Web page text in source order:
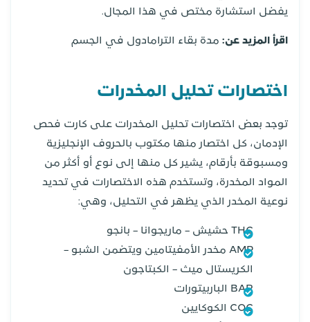
يفضل استشارة مختص في هذا المجال.
اقرأ المزيد عن: مدة بقاء الترامادول في الجسم
اختصارات تحليل المخدرات
توجد بعض اختصارات تحليل المخدرات على كارت فحص
الإدمان، كل اختصار منها مكتوب بالحروف الإنجليزية
ومسبوقة بأرقام، يشير كل منها إلى نوع أو أكثر من
المواد المخدرة، وتستخدم هذه الاختصارات في تحديد
نوعية المخدر الذي يظهر في التحليل، وهي:
THC حشيش – ماريجوانا – بانجو
AMP مخدر الأمفيتامين ويتضمن الشبو –
الكريستال ميث – الكبتاجون
BAR الباربيتورات
COC الكوكايين